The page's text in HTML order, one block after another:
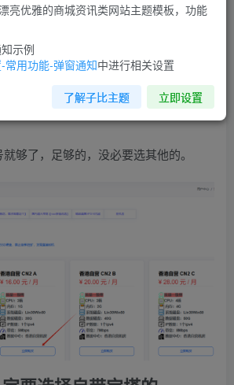
一个服务器，这里我们推荐
实惠安全
够了，足够的，没必要选其他的。
亮优雅的商城资讯类网站主题模板，功能
示例
常用功能-弹窗通知中进行相关设置
了解子比主题 立即设置